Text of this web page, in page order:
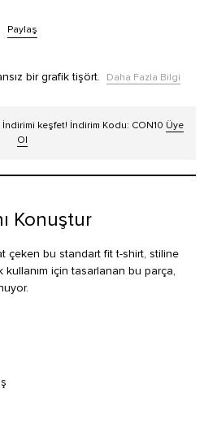
Paylaş
bir grafik tişört. Daha Fazla Bilgi
keşfet! İndirim Kodu: CON10 Üye
Ol
Konuştur
çeken bu standart fit t-shirt, stiline
kullanım için tasarlanan bu parça,